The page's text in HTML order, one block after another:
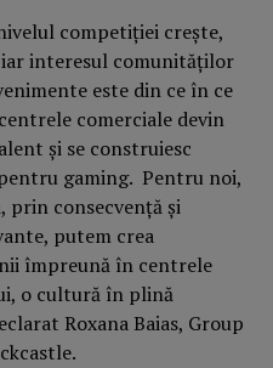
competiției crește,
interesul comunităților
este din ce în ce
comerciale devin
și se construiesc
gaming. Pentru noi,
prin consecvență și
putem crea
împreună în centrele
o cultură în plină
Roxana Baias, Group